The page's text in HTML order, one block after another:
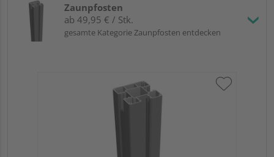
Zaunpfosten
ab 49,95 € / Stk.
gesamte Kategorie Zaunpfosten entdecken